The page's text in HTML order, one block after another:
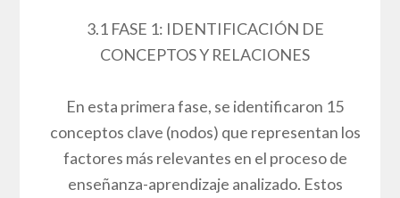
3.1 FASE 1: IDENTIFICACIÓN DE
CONCEPTOS Y RELACIONES
En esta primera fase, se identificaron 15
conceptos clave (nodos) que representan los
factores más relevantes en el proceso de
enseñanza-aprendizaje analizado. Estos